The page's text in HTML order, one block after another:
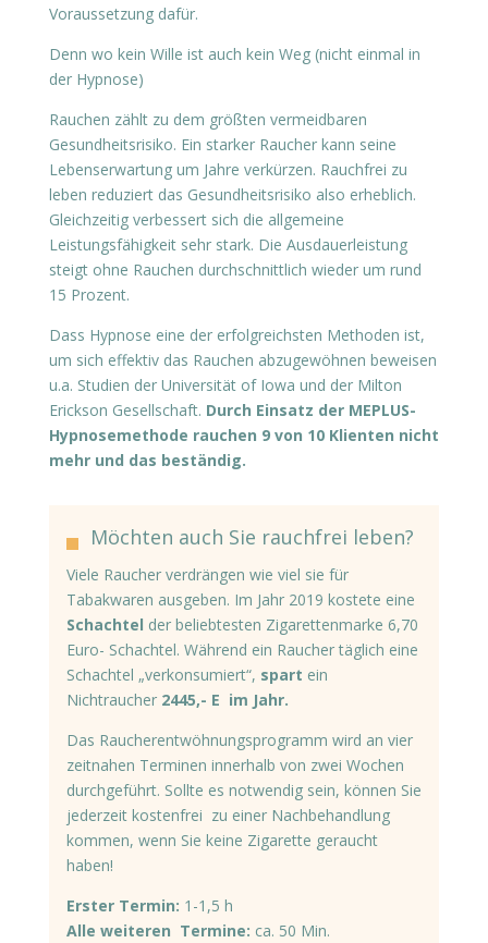
Voraussetzung dafür.
Denn wo kein Wille ist auch kein Weg (nicht einmal in
der Hypnose)
Rauchen zählt zu dem größten vermeidbaren
Gesundheitsrisiko. Ein starker Raucher kann seine
Lebenserwartung um Jahre verkürzen. Rauchfrei zu
leben reduziert das Gesundheitsrisiko also erheblich.
Gleichzeitig verbessert sich die allgemeine
Leistungsfähigkeit sehr stark. Die Ausdauerleistung
steigt ohne Rauchen durchschnittlich wieder um rund
15 Prozent.
Dass Hypnose eine der erfolgreichsten Methoden ist,
um sich effektiv das Rauchen abzugewöhnen beweisen
u.a. Studien der Universität of Iowa und der Milton
Erickson Gesellschaft. Durch Einsatz der MEPLUS-
Hypnosemethode rauchen 9 von 10 Klienten nicht
mehr und das beständig.
Möchten auch Sie rauchfrei leben?
Viele Raucher verdrängen wie viel sie für
Tabakwaren ausgeben. Im Jahr 2019 kostete eine
Schachtel der beliebtesten Zigarettenmarke 6,70
Euro- Schachtel. Während ein Raucher täglich eine
Schachtel „verkonsumiert“, spart ein
Nichtraucher 2445,- E im Jahr.
Das Raucherentwöhnungsprogramm wird an vier
zeitnahen Terminen innerhalb von zwei Wochen
durchgeführt. Sollte es notwendig sein, können Sie
jederzeit kostenfrei zu einer Nachbehandlung
kommen, wenn Sie keine Zigarette geraucht
haben!
Erster Termin: 1-1,5 h
Alle weiteren Termine: ca. 50 Min.